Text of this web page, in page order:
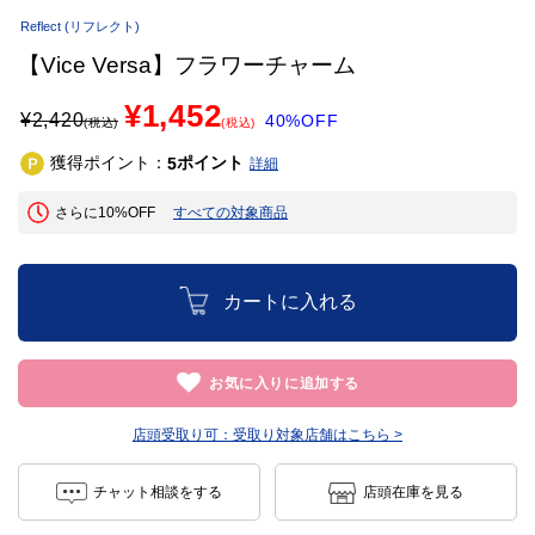
Reflect (リフレクト)
【Vice Versa】フラワーチャーム
¥2,420(税込) ¥1,452(税込) 40%OFF
獲得ポイント： 5ポイント 詳細
さらに10%OFF すべての対象商品
カートに入れる
お気に入りに追加する
店頭受取り可： 受取り対象店舗はこちら >
チャット相談をする 店頭在庫を見る